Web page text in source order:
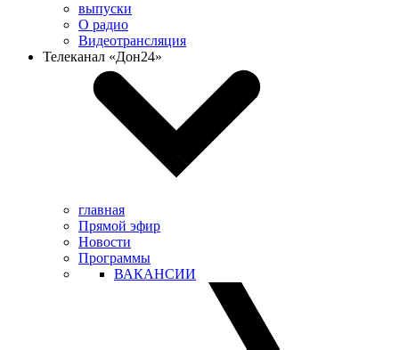
выпуски
О радио
Видеотрансляция
Телеканал «Дон24»
главная
Прямой эфир
Новости
Программы
ВАКАНСИИ